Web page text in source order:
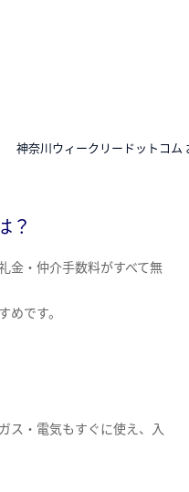
神奈川ウィークリードットコム
？
金・仲介手数料がすべて無
です。
ス・電気もすぐに使え、入